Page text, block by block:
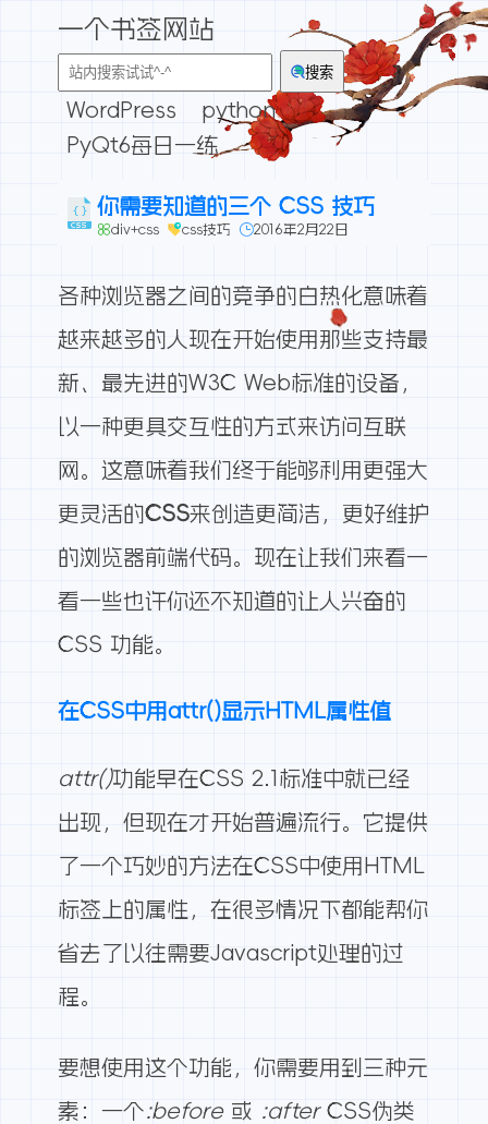
一个书签网站
搜索
WordPress
python
PyQt6每日一练
你需要知道的三个 CSS 技巧
div+css css技巧 2016年2月22日
各种浏览器之间的竞争的白热化意味着
越来越多的人现在开始使用那些支持最
新、最先进的W3C Web标准的设备，
以一种更具交互性的方式来访问互联
网。这意味着我们终于能够利用更强大
更灵活的CSS来创造更简洁，更好维护
的浏览器前端代码。现在让我们来看一
看一些也许你还不知道的让人兴奋的
CSS 功能。
在CSS中用attr()显示HTML属性值
attr()功能早在CSS 2.1标准中就已经
出现，但现在才开始普遍流行。它提供
了一个巧妙的方法在CSS中使用HTML
标签上的属性，在很多情况下都能帮你
省去了以往需要Javascript处理的过
程。
要想使用这个功能，你需要用到三种元
素：一个:before或 :afterCSS伪类